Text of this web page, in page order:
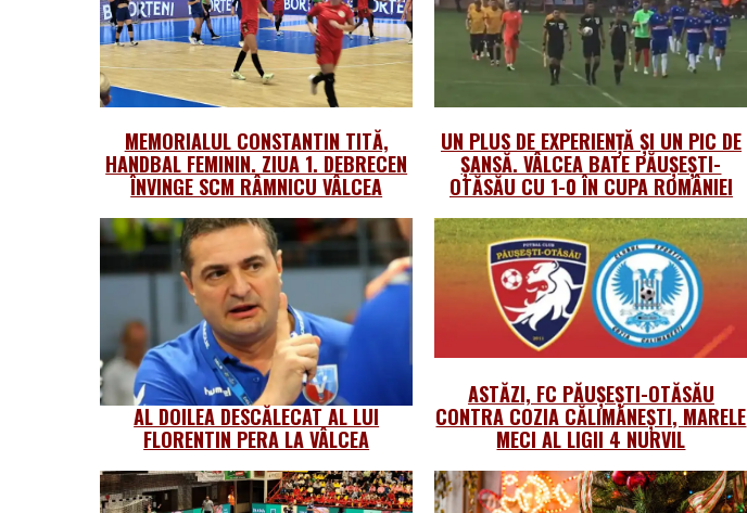
MEMORIALUL CONSTANTIN TITĂ,
HANDBAL FEMININ. ZIUA 1. DEBRECEN
ÎNVINGE SCM RÂMNICU VÂLCEA
UN PLUS DE EXPERIENȚĂ ȘI UN PIC DE
ȘANSĂ. VÂLCEA BATE PĂUȘEȘTI-
OTĂSĂU CU 1-0 ÎN CUPA ROMÂNIEI
AL DOILEA DESCĂLECAT AL LUI
FLORENTIN PERA LA VÂLCEA
ASTĂZI, FC PĂUȘEȘTI-OTĂSĂU
CONTRA COZIA CĂLIMĂNEȘTI, MARELE
MECI AL LIGII 4 NURVIL